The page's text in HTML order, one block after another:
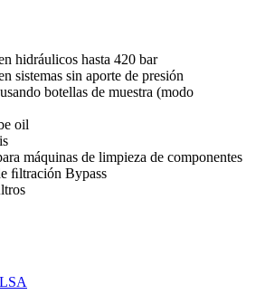
hidráulicos hasta 420 bar
sistemas sin aporte de presión
botellas de muestra (modo
oil
máquinas de limpieza de componentes
ﬁltración Bypass